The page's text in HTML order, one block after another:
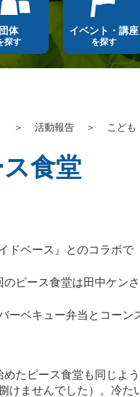
団体
探す
イベント・講座
を探す
＞ 活動報告 ＞ こども
食堂
ドベース』とのコラボで
ピース食堂は田中ケン
ーベキュー弁当とコーン
たピース食堂も同じよ
けませんでした）。冷